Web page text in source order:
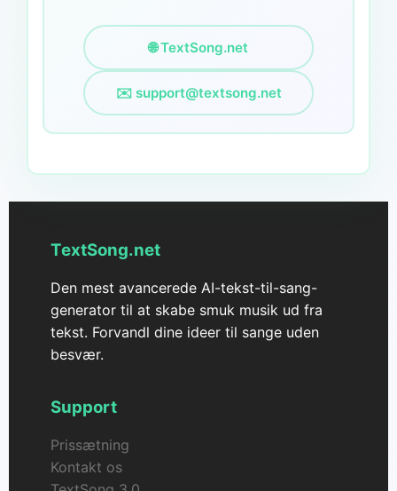
🌐 TextSong.net
✉️ support@textsong.net
TextSong.net
Den mest avancerede AI-tekst-til-sang-
generator til at skabe smuk musik ud fra
tekst. Forvandl dine ideer til sange uden
besvær.
Support
Prissætning
Kontakt os